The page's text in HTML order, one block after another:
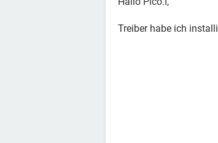
Treiber habe ich